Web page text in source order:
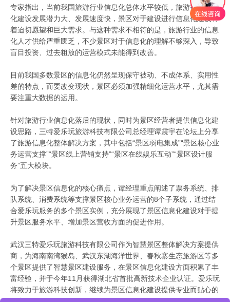
专家指出，当前我国旅游行业信息化总体水平较低，旅游行业信息
化建设发展潜力大、发展速度快，景区对于建设进行信息化建设有
着迫切愿望和巨大需求。与这种需求不相符的是，旅游行业的信息
化人才供给严重匮乏，不少景区对于信息化的理解不够深入，导致
盲目投资、过去粗放的运营模式未能得到改善。
目前我国多数景区的信息化仍然呈现保守被动、不成体系、实用性
差的特点，而要改变现状，景区必须加强精细化运营水平，尤其需
要注重大数据的运用。
针对旅游行业信息化落后的现状，同时为景区经营者提供信息化建
设思路，三特爱乐玩旅游科技有限公司总经理谭震宇在论坛上分享
了旅游信息化整体解决方案，其中包括“景区弱电集成”“景区核心业
务运营支撑”“景区线上营销支持”“景区在线娱乐互动”“景区设计服
务”五大模块。
为了解决景区信息化的核心痛点，谭经理重点阐述了票务系统、排
队系统、消费系统等支撑景区核心业务运营的8个子系统，通过结
合爱乐玩服务的多个景区实例，充分展现了景区信息化建设对于提
升景区服务水平、增加景区营收方面的促进作用。
武汉三特爱乐玩旅游科技有限公司作为智慧景区整体解决方案提供
商，为海南南湾猴岛、武汉东湖海洋世界、春秋寨生态旅游区等多
个景区提供了智慧景区建设服务，在景区信息化建设方面积累了丰
富经验，并于今年11月获得湖北省首批高新技术企业认证。爱乐玩
将致力于旅游科技创新，继续为景区信息化建设提供专业而贴心的